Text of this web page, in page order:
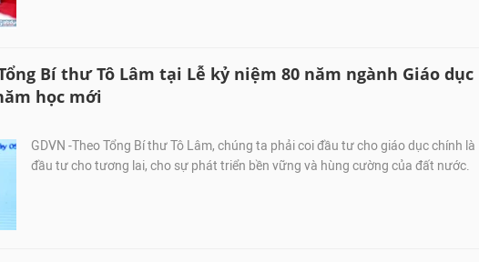
Bí thư Tô Lâm tại Lễ kỷ niệm 80 năm ngành Giáo dục
học mới
GDVN -Theo Tổng Bí thư Tô Lâm, chúng ta phải coi đầu tư cho giáo dục chính là
đầu tư cho tương lai, cho sự phát triển bền vững và hùng cường của đất nước.